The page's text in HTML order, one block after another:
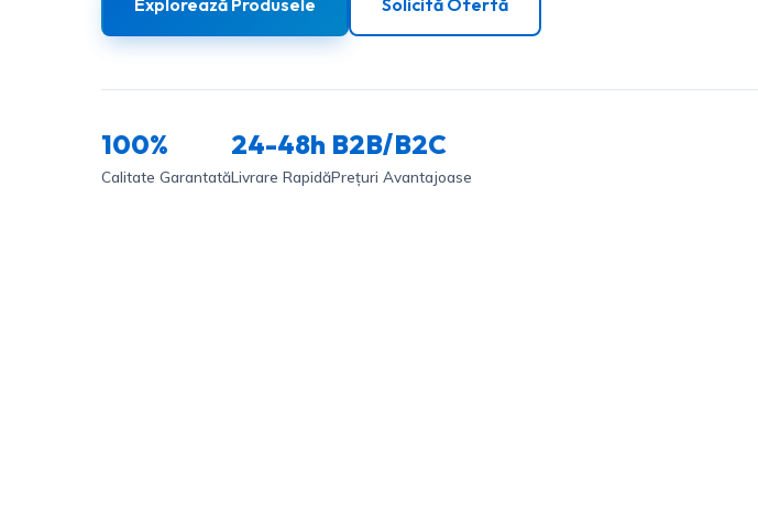
100%
Calitate Garantată
24-48h
Livrare Rapidă
B2B/B2C
Prețuri Avantajoase